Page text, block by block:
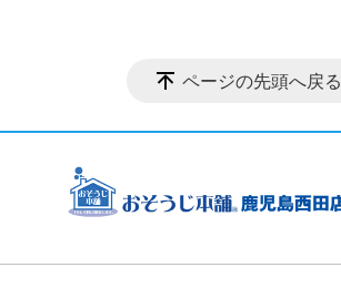
ページの先頭へ戻る